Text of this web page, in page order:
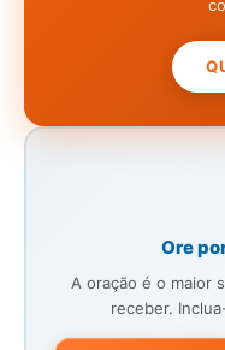
Ore
A oração é o maior
receber.